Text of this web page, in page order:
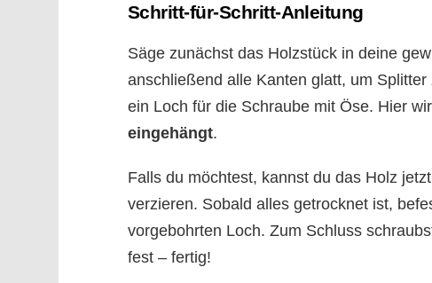
Schritt-für-Schritt-Anleitung
Säge zunächst das Holzstück in deine
anschließend alle Kanten glatt, um
ein Loch für die Schraube mit Öse. Hier
eingehängt.
Falls du möchtest, kannst du das Holz
verzieren. Sobald alles getrocknet ist,
vorgebohrten Loch. Zum Schluss
fest – fertig!